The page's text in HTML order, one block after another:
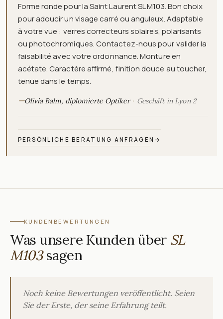
Forme ronde pour la Saint Laurent SL M103. Bon choix
pour adoucir un visage carré ou anguleux. Adaptable
à votre vue : verres correcteurs solaires, polarisants
ou photochromiques. Contactez-nous pour valider la
faisabilité avec votre ordonnance. Monture en
acétate. Caractère affirmé, finition douce au toucher,
tenue dans le temps.
—Olivia Balm, diplomierte Optiker Geschäft in Lyon 2
PERSÖNLICHE BERATUNG ANFRAGEN →
KUNDENBEWERTUNGEN
Was unsere Kunden über SL
M103sagen
Noch keine Bewertungen veröffentlicht. Seien
Sie der Erste, der seine Erfahrung teilt.